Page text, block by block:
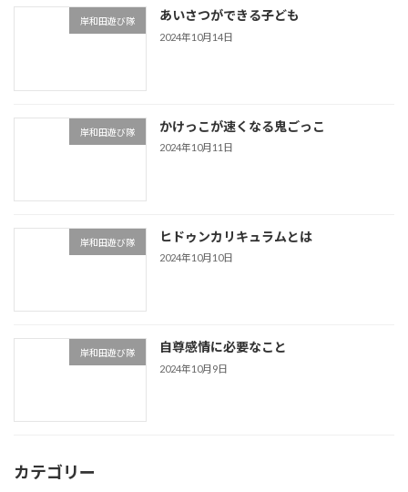
岸和田遊び隊 あいさつができる子ども
2024年10月14日
岸和田遊び隊 かけっこが速くなる鬼ごっこ
2024年10月11日
岸和田遊び隊 ヒドゥンカリキュラムとは
2024年10月10日
岸和田遊び隊 自尊感情に必要なこと
2024年10月9日
カテゴリー